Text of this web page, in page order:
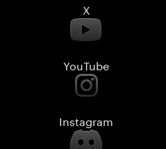
X
YouTube
Instagram